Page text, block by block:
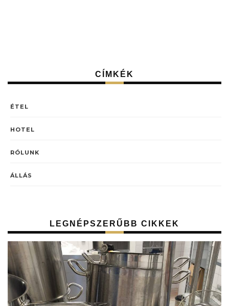
CÍMKÉK
ÉTEL
HOTEL
RÓLUNK
ÁLLÁS
LEGNÉPSZERŰBB CIKKEK